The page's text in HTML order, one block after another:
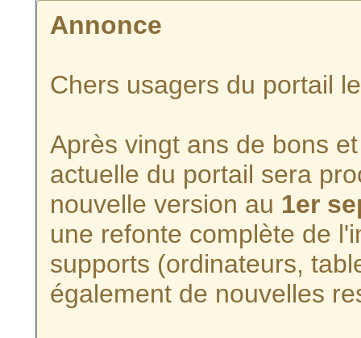
Annonce
Chers usagers du portail
Après vingt ans de bons
actuelle du portail sera
nouvelle version au 1er
une refonte complète de
supports (ordinateurs,
également de nouvelles